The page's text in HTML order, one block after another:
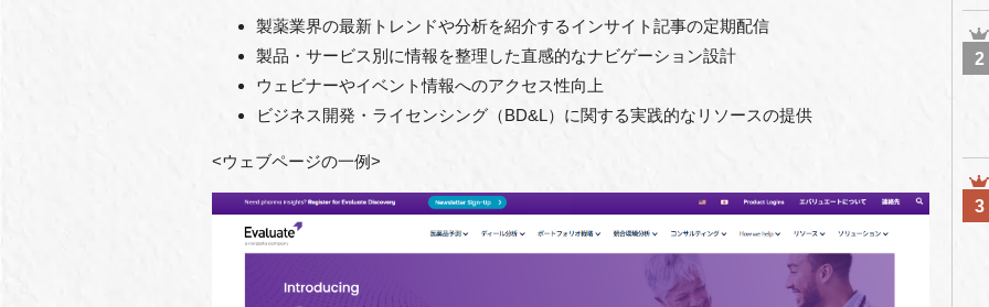
製薬業界の最新トレンドや分析を紹介するインサイト記事の定期配信
製品・サービス別に情報を整理した直感的なナビゲーション設計
ウェビナーやイベント情報へのアクセス性向上
ビジネス開発・ライセンシング（BD&L）に関する実践的なリソースの提供
<ウェブページの一例>
2
3